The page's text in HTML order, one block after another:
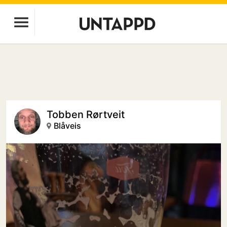
Tobben Rørtveit
Blåveis